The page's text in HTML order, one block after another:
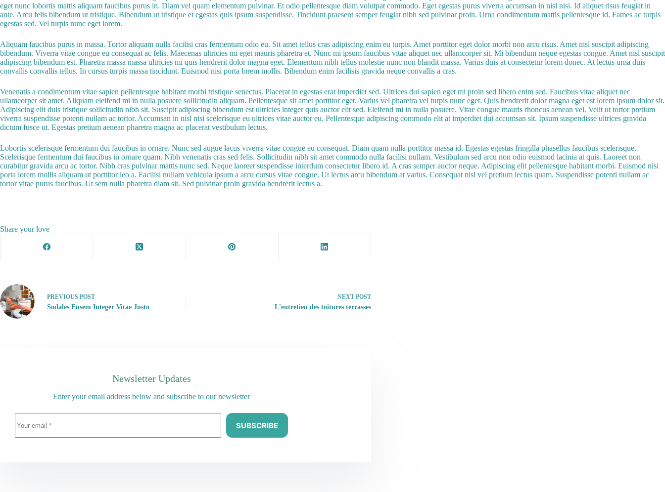
eget nunc lobortis mattis aliquam faucibus purus in. Diam vel quam elementum pulvinar. Et odio pellentesque diam volutpat commodo. Eget egestas purus viverra accumsan in nisl nisi. Id aliquet risus feugiat in
ante. Arcu felis bibendum ut tristique. Bibendum ut tristique et egestas quis ipsum suspendisse. Tincidunt praesent semper feugiat nibh sed pulvinar proin. Urna condimentum mattis pellentesque id. Fames ac turpis
egestas sed. Vel turpis nunc eget lorem.
Aliquam faucibus purus in massa. Tortor aliquam nulla facilisi cras fermentum odio eu. Sit amet tellus cras adipiscing enim eu turpis. Amet porttitor eget dolor morbi non arcu risus. Amet nisl suscipit adipiscing
bibendum. Viverra vitae congue eu consequat ac felis. Maecenas ultricies mi eget mauris pharetra et. Nunc mi ipsum faucibus vitae aliquet nec ullamcorper sit. Mi bibendum neque egestas congue. Amet nisl suscipit
adipiscing bibendum est. Pharetra massa massa ultricies mi quis hendrerit dolor magna eget. Elementum nibh tellus molestie nunc non blandit massa. Varius duis at consectetur lorem donec. At lectus urna duis
convallis convallis tellus. In cursus turpis massa tincidunt. Euismod nisi porta lorem mollis. Bibendum enim facilisis gravida neque convallis a cras.
Venenatis a condimentum vitae sapien pellentesque habitant morbi tristique senectus. Placerat in egestas erat imperdiet sed. Ultrices dui sapien eget mi proin sed libero enim sed. Faucibus vitae aliquet nec
ullamcorper sit amet. Aliquam eleifend mi in nulla posuere sollicitudin aliquam. Pellentesque sit amet porttitor eget. Varius vel pharetra vel turpis nunc eget. Quis hendrerit dolor magna eget est lorem ipsum dolor sit.
Adipiscing elit duis tristique sollicitudin nibh sit. Suscipit adipiscing bibendum est ultricies integer quis auctor elit sed. Eleifend mi in nulla posuere. Vitae congue mauris rhoncus aenean vel. Velit ut tortor pretium
viverra suspendisse potenti nullam ac tortor. Accumsan in nisl nisi scelerisque eu ultrices vitae auctor eu. Pellentesque adipiscing commodo elit at imperdiet dui accumsan sit. Ipsum suspendisse ultrices gravida
dictum fusce ut. Egestas pretium aenean pharetra magna ac placerat vestibulum lectus.
Lobortis scelerisque fermentum dui faucibus in ornare. Nunc sed augue lacus viverra vitae congue eu consequat. Diam quam nulla porttitor massa id. Egestas egestas fringilla phasellus faucibus scelerisque.
Scelerisque fermentum dui faucibus in ornare quam. Nibh venenatis cras sed felis. Sollicitudin nibh sit amet commodo nulla facilisi nullam. Vestibulum sed arcu non odio euismod lacinia at quis. Laoreet non
curabitur gravida arcu ac tortor. Nibh cras pulvinar mattis nunc sed. Neque laoreet suspendisse interdum consectetur libero id. A cras semper auctor neque. Adipiscing elit pellentesque habitant morbi. Euismod nisi
porta lorem mollis aliquam ut porttitor leo a. Facilisi nullam vehicula ipsum a arcu cursus vitae congue. Ut lectus arcu bibendum at varius. Consequat nisl vel pretium lectus quam. Suspendisse potenti nullam ac
tortor vitae purus faucibus. Ut sem nulla pharetra diam sit. Sed pulvinar proin gravida hendrerit lectus a.
Share your love
PREVIOUS POST
Sodales Eusem Integer Vitae Justo
NEXT POST
L'entretien des toitures terrasses
Newsletter Updates
Enter your email address below and subscribe to our newsletter
SUBSCRIBE